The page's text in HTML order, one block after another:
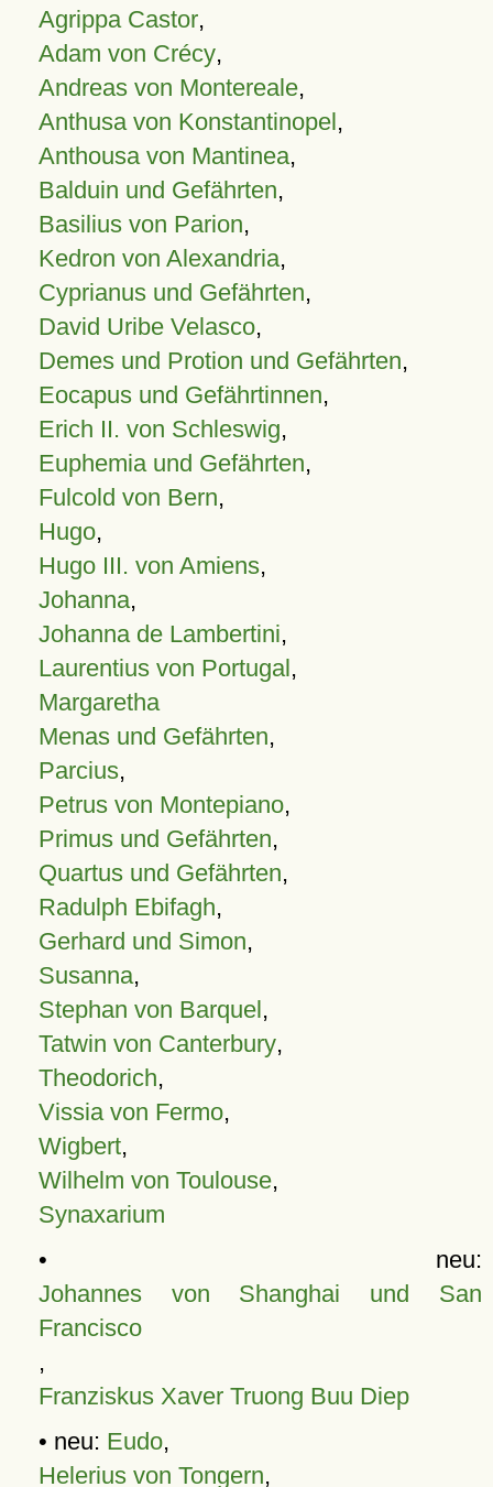
Agrippa Castor,
Adam von Crécy,
Andreas von Montereale,
Anthusa von Konstantinopel,
Anthousa von Mantinea,
Balduin und Gefährten,
Basilius von Parion,
Kedron von Alexandria,
Cyprianus und Gefährten,
David Uribe Velasco,
Demes und Protion und Gefährten,
Eocapus und Gefährtinnen,
Erich II. von Schleswig,
Euphemia und Gefährten,
Fulcold von Bern,
Hugo,
Hugo III. von Amiens,
Johanna,
Johanna de Lambertini,
Laurentius von Portugal,
Margaretha
Menas und Gefährten,
Parcius,
Petrus von Montepiano,
Primus und Gefährten,
Quartus und Gefährten,
Radulph Ebifagh,
Gerhard und Simon,
Susanna,
Stephan von Barquel,
Tatwin von Canterbury,
Theodorich,
Vissia von Fermo,
Wigbert,
Wilhelm von Toulouse,
Synaxarium
• neu:
Johannes von Shanghai und San
Francisco
,
Franziskus Xaver Truong Buu Diep
• neu: Eudo,
Helerius von Tongern,